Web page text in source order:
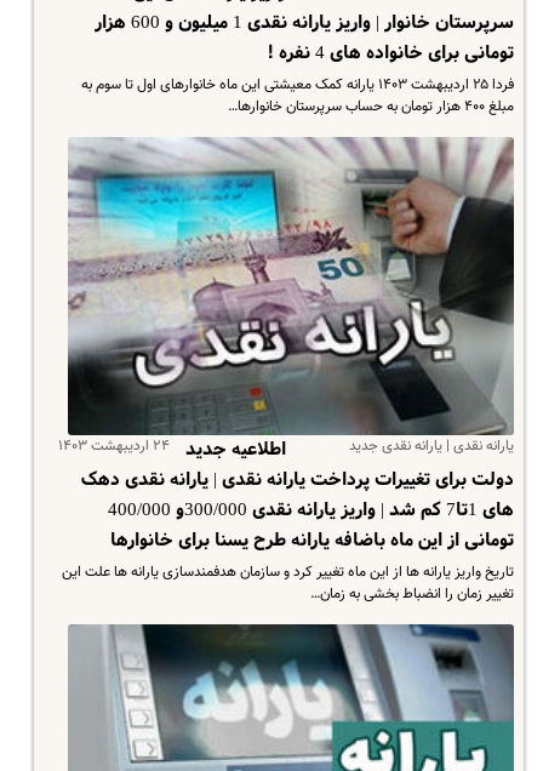
سرپرستان خانوار | واریز یارانه نقدی 1 میلیون و 600 هزار
تومانی برای خانواده های 4 نفره !
فردا ۲۵ اردیبهشت ۱۴۰۳ یارانه کمک معیشتی این ماه خانوارهای اول تا سوم به
مبلغ ۴۰۰ هزار تومان به حساب سرپرستان خانوارها…
یارانه نقدی | یارانه نقدی جدید ۲۴ اردیبهشت ۱۴۰۳
اطلاعیه‌ جدید
دولت برای تغییرات پرداخت یارانه نقدی | یارانه نقدی دهک
های 1تا7 کم شد | واریز یارانه نقدی 300/000و 400/000
تومانی از این ماه باضافه یارانه طرح یسنا برای خانوارها
تاریخ واریز یارانه ها از این ماه تغییر کرد و سازمان هدفمندسازی یارانه ها علت این
تغییر زمان را انضباط بخشی به زمان…